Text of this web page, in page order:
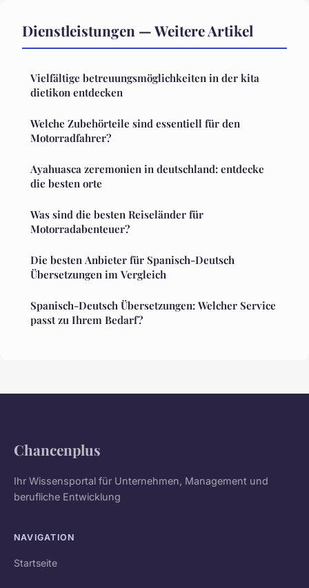
Dienstleistungen — Weitere Artikel
Vielfältige betreuungsmöglichkeiten in der kita
dietikon entdecken
Welche Zubehörteile sind essentiell für den
Motorradfahrer?
Ayahuasca zeremonien in deutschland: entdecke
die besten orte
Was sind die besten Reiseländer für
Motorradabenteuer?
Die besten Anbieter für Spanisch-Deutsch
Übersetzungen im Vergleich
Spanisch-Deutsch Übersetzungen: Welcher Service
passt zu Ihrem Bedarf?
Chancenplus
Ihr Wissensportal für Unternehmen, Management und
berufliche Entwicklung
NAVIGATION
Startseite